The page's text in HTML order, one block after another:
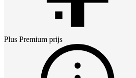
Plus Premium prijs